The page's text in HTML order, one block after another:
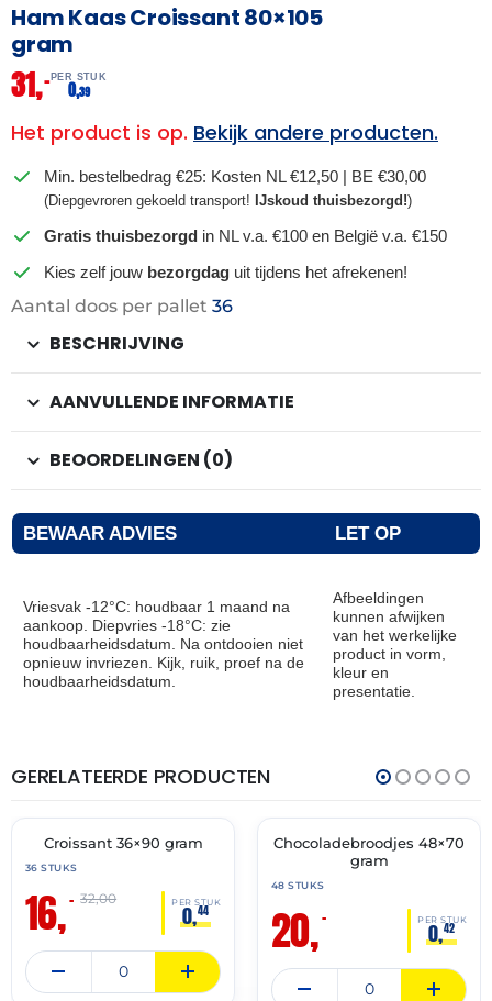
Ham Kaas Croissant 80×105
gram
31,– PER STUK
0,39
Het product is op. Bekijk andere producten.
Min. bestelbedrag €25: Kosten NL €12,50 | BE €30,00
(Diepgevroren gekoeld transport! IJskoud thuisbezorgd!)
Gratis thuisbezorgd in NL v.a. €100 en België v.a. €150
Kies zelf jouw bezorgdag uit tijdens het afrekenen!
Aantal doos per pallet 36
BESCHRIJVING
AANVULLENDE INFORMATIE
BEOORDELINGEN (0)
BEWAAR ADVIES LET OP
Vriesvak -12°C: houdbaar 1 maand na
aankoop. Diepvries -18°C: zie
houdbaarheidsdatum. Na ontdooien niet
opnieuw invriezen. Kijk, ruik, proef na de
houdbaarheidsdatum.
Afbeeldingen
kunnen afwijken
van het werkelijke
product in vorm,
kleur en
presentatie.
GERELATEERDE PRODUCTEN
🔥 OP=OP
THT:
30-
Croissant 36×90 gram
36 STUKS
16,– PER STUK
0,44
32,00
🔥 OP=OP
Chocoladebroodjes 48×70
gram
48 STUKS
20,– PER STUK
0,42